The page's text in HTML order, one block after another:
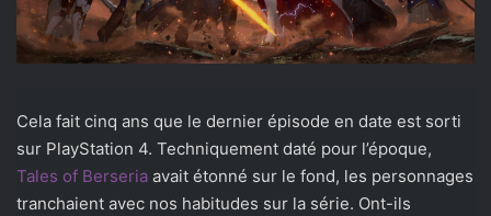
Cela fait cinq ans que le dernier épisode en date est sorti
sur PlayStation 4. Techniquement daté pour l’époque,
Tales of Berseria avait étonné sur le fond, les personnages
tranchaient avec nos habitudes sur la série. Ont-ils